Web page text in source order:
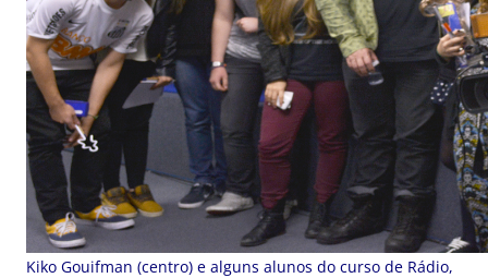
Kiko Gouifman (centro) e alguns alunos do curso de Rádio,